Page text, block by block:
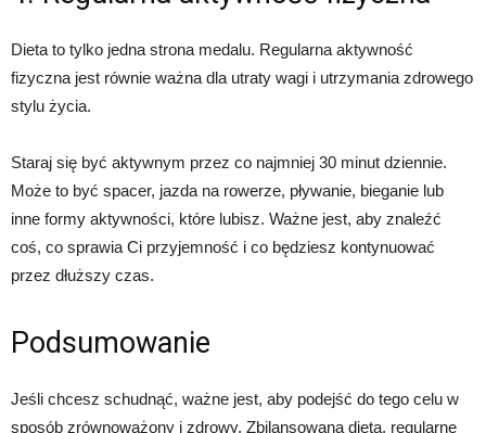
Dieta to tylko jedna strona medalu. Regularna aktywność
fizyczna jest równie ważna dla utraty wagi i utrzymania zdrowego
stylu życia.
Staraj się być aktywnym przez co najmniej 30 minut dziennie.
Może to być spacer, jazda na rowerze, pływanie, bieganie lub
inne formy aktywności, które lubisz. Ważne jest, aby znaleźć
coś, co sprawia Ci przyjemność i co będziesz kontynuować
przez dłuższy czas.
Podsumowanie
Jeśli chcesz schudnąć, ważne jest, aby podejść do tego celu w
sposób zrównoważony i zdrowy. Zbilansowana dieta, regularne